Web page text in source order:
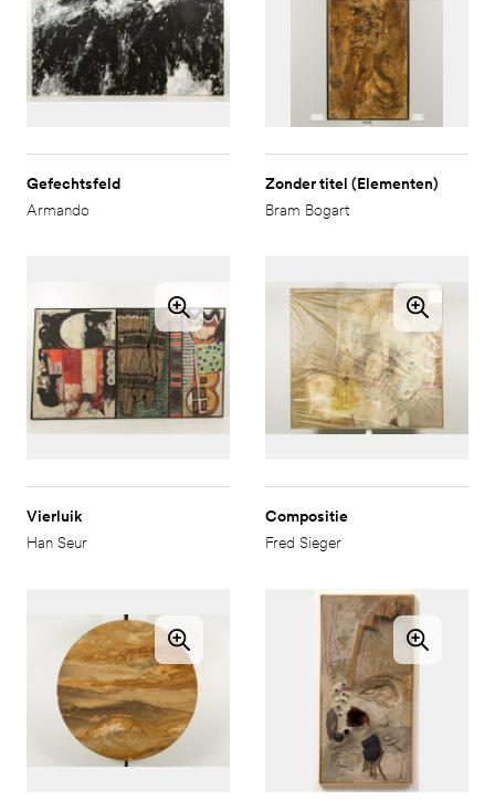
Gefechtsfeld
Armando
Zonder titel (Elementen)
Bram Bogart
Vierluik
Han Seur
Compositie
Fred Sieger